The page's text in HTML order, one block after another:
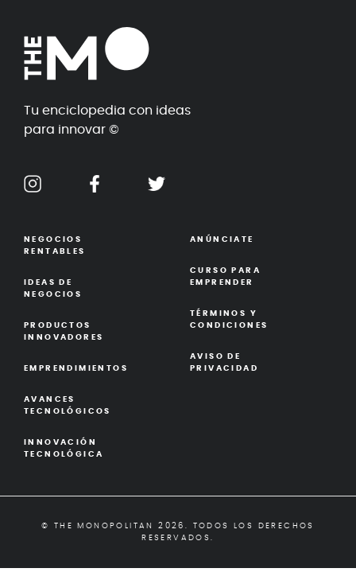
Tu enciclopedia con ideas
para innovar ©
NEGOCIOS
RENTABLES
IDEAS DE
NEGOCIOS
PRODUCTOS
INNOVADORES
EMPRENDIMIENTOS
AVANCES
TECNOLÓGICOS
INNOVACIÓN
TECNOLÓGICA
ANÚNCIATE
CURSO PARA
EMPRENDER
TÉRMINOS Y
CONDICIONES
AVISO DE
PRIVACIDAD
© THE MONOPOLITAN 2026. TODOS LOS DERECHOS
RESERVADOS.